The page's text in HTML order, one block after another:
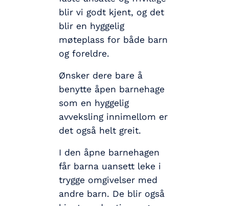
blir vi godt kjent, og det
blir en hyggelig
møteplass for både barn
og foreldre.
Ønsker dere bare å
benytte åpen barnehage
som en hyggelig
avveksling innimellom er
det også helt greit.
I den åpne barnehagen
får barna uansett leke i
trygge omgivelser med
andre barn. De blir også